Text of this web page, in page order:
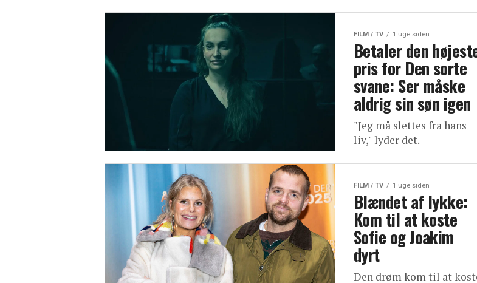
FILM / TV 1 uge siden
Betaler den
pris for Den sorte
svane: Ser måske
aldrig sin søn igen
"Jeg må slettes fra hans
liv," lyder det.
FILM / TV 1 uge siden
Blændet af lykke:
Kom til at koste
Sofie og Joakim
dyrt
Den drøm kom til at